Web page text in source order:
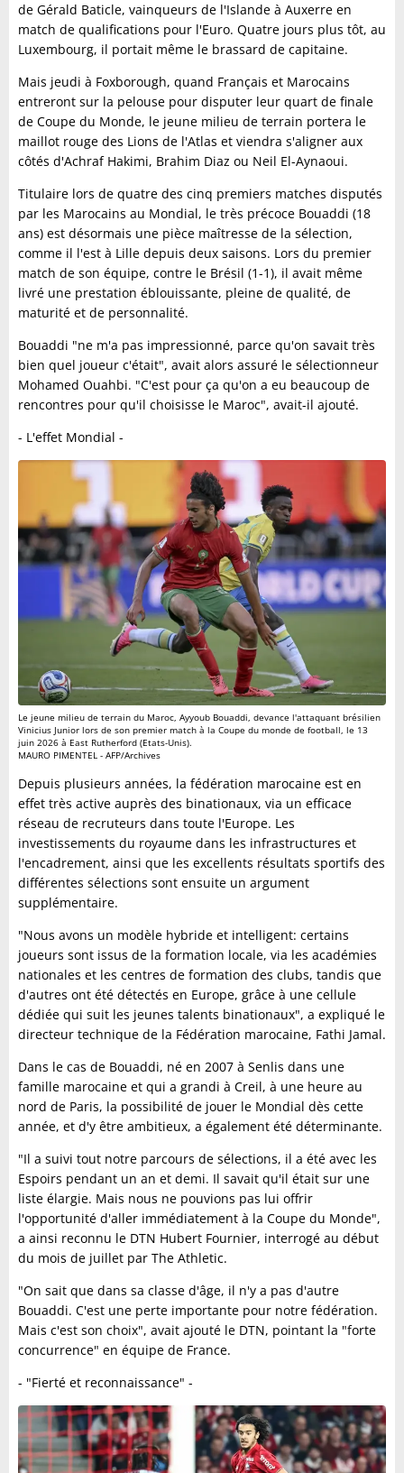
de Gérald Baticle, vainqueurs de l'Islande à Auxerre en
match de qualifications pour l'Euro. Quatre jours plus tôt, au
Luxembourg, il portait même le brassard de capitaine.
Mais jeudi à Foxborough, quand Français et Marocains
entreront sur la pelouse pour disputer leur quart de finale
de Coupe du Monde, le jeune milieu de terrain portera le
maillot rouge des Lions de l'Atlas et viendra s'aligner aux
côtés d'Achraf Hakimi, Brahim Diaz ou Neil El-Aynaoui.
Titulaire lors de quatre des cinq premiers matches disputés
par les Marocains au Mondial, le très précoce Bouaddi (18
ans) est désormais une pièce maîtresse de la sélection,
comme il l'est à Lille depuis deux saisons. Lors du premier
match de son équipe, contre le Brésil (1-1), il avait même
livré une prestation éblouissante, pleine de qualité, de
maturité et de personnalité.
Bouaddi "ne m'a pas impressionné, parce qu'on savait très
bien quel joueur c'était", avait alors assuré le sélectionneur
Mohamed Ouahbi. "C'est pour ça qu'on a eu beaucoup de
rencontres pour qu'il choisisse le Maroc", avait-il ajouté.
- L'effet Mondial -
Le jeune milieu de terrain du Maroc, Ayyoub Bouaddi, devance l'attaquant brésilien
Vinicius Junior lors de son premier match à la Coupe du monde de football, le 13
juin 2026 à East Rutherford (Etats-Unis).
MAURO PIMENTEL - AFP/Archives
Depuis plusieurs années, la fédération marocaine est en
effet très active auprès des binationaux, via un efficace
réseau de recruteurs dans toute l'Europe. Les
investissements du royaume dans les infrastructures et
l'encadrement, ainsi que les excellents résultats sportifs des
différentes sélections sont ensuite un argument
supplémentaire.
"Nous avons un modèle hybride et intelligent: certains
joueurs sont issus de la formation locale, via les académies
nationales et les centres de formation des clubs, tandis que
d'autres ont été détectés en Europe, grâce à une cellule
dédiée qui suit les jeunes talents binationaux", a expliqué le
directeur technique de la Fédération marocaine, Fathi Jamal.
Dans le cas de Bouaddi, né en 2007 à Senlis dans une
famille marocaine et qui a grandi à Creil, à une heure au
nord de Paris, la possibilité de jouer le Mondial dès cette
année, et d'y être ambitieux, a également été déterminante.
"Il a suivi tout notre parcours de sélections, il a été avec les
Espoirs pendant un an et demi. Il savait qu'il était sur une
liste élargie. Mais nous ne pouvions pas lui offrir
l'opportunité d'aller immédiatement à la Coupe du Monde",
a ainsi reconnu le DTN Hubert Fournier, interrogé au début
du mois de juillet par The Athletic.
"On sait que dans sa classe d'âge, il n'y a pas d'autre
Bouaddi. C'est une perte importante pour notre fédération.
Mais c'est son choix", avait ajouté le DTN, pointant la "forte
concurrence" en équipe de France.
- "Fierté et reconnaissance" -